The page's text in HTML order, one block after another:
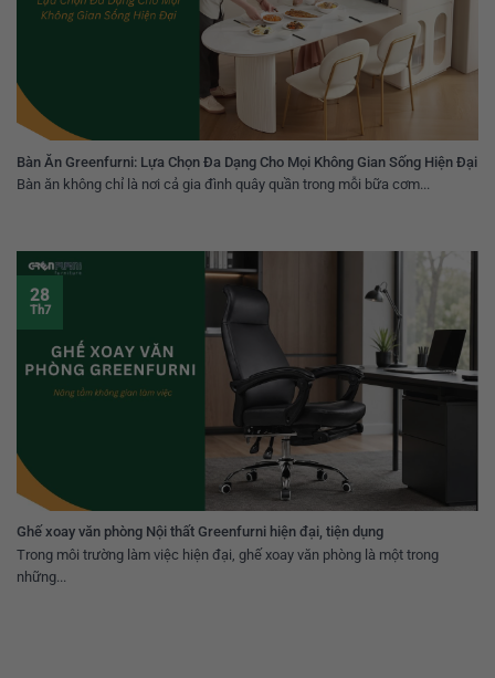
Bàn Ăn Greenfurni: Lựa Chọn Đa Dạng Cho Mọi Không Gian Sống Hiện Đại
Bàn ăn không chỉ là nơi cả gia đình quây quần trong mỗi bữa cơm...
Ghế xoay văn phòng Nội thất Greenfurni hiện đại, tiện dụng
Trong môi trường làm việc hiện đại, ghế xoay văn phòng là một trong
những...
28
Th7